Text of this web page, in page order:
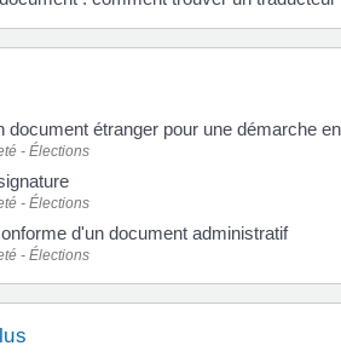
document étranger pour une démarche
- Élections
- Élections
d'un document administratif
- Élections